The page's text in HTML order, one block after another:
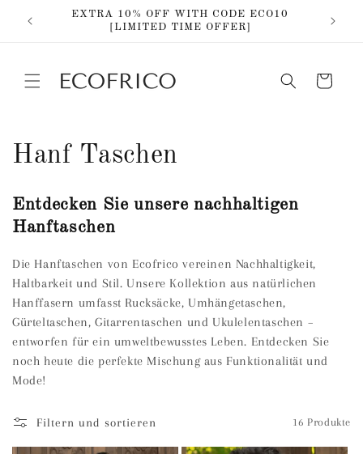
zum
EXTRA 10% OFF WITH CODE ECO10
[LIMITED TIME OFFER]
Warenkorb
K
t
e
g
o
r
i
e
Hanf Taschen
Entdecken Sie unsere nachhaltigen
Hanftaschen
Die Hanftaschen von Ecofrico vereinen Nachhaltigkeit,
Haltbarkeit und Stil. Unsere Kollektion aus natürlichen
Hanffasern umfasst Rucksäcke, Umhängetaschen,
Gürteltaschen, Gitarrentaschen und Ukulelentaschen –
entworfen für ein umweltbewusstes Leben. Entdecken Sie
noch heute die perfekte Mischung aus Funktionalität und
Mode!
Filtern und sortieren 16 Produkte